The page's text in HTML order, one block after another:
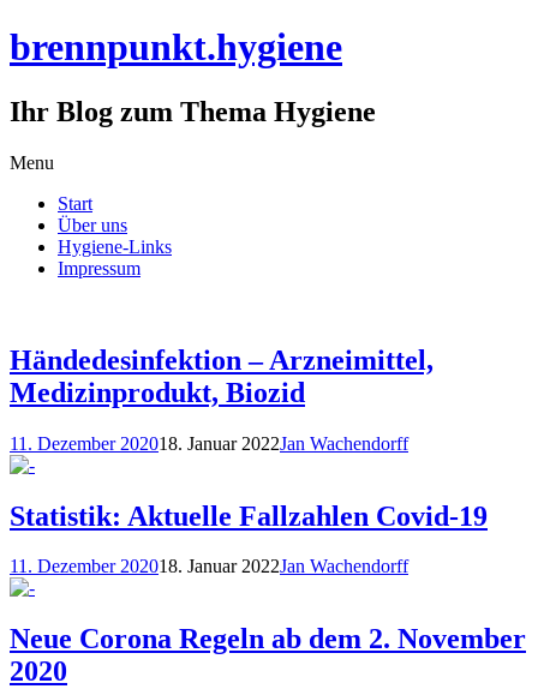
brennpunkt.hygiene
Ihr Blog zum Thema Hygiene
Menu
content
Start
Über uns
Hygiene-Links
Impressum
Händedesinfektion – Arzneimittel,
Medizinprodukt, Biozid
11. Dezember 202018. Januar 2022Jan Wachendorff
Statistik: Aktuelle Fallzahlen Covid-19
11. Dezember 202018. Januar 2022Jan Wachendorff
Neue Corona Regeln ab dem 2. November
2020